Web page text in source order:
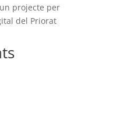
projecte per
del Priorat